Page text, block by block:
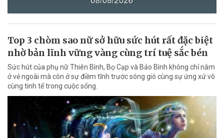
Top 3 chòm sao nữ sở hữu sức hút rất đặc biệt
nhờ bản lĩnh vững vàng cùng trí tuệ sắc bén
Sức hút của phụ nữ Thiên Bình, Bọ Cạp và Bảo Bình không chỉ nằm
ở vẻ ngoài mà còn ở sự điềm tĩnh trước sóng gió cùng sự ứng xử vô
cùng tinh tế trong cuộc sống.